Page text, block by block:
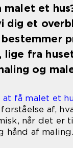
et
dig et
lige fra
og
få malet et
af,
når det er
hånd af maling.